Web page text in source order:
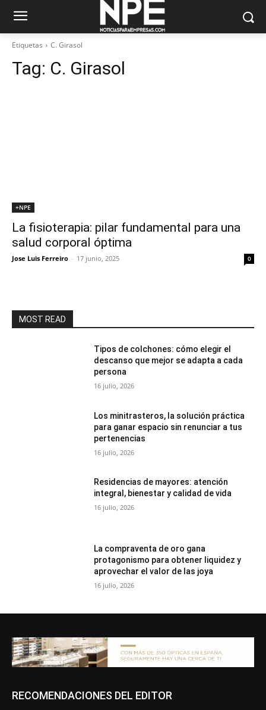
Etiquetas C. Girasol
Tag: C. Girasol
+NPE
La fisioterapia: pilar fundamental para una
salud corporal óptima
Jose Luis Ferreiro - 17 junio, 2025 0
MOST READ
Tipos de colchones: cómo elegir el
descanso que mejor se adapta a cada
persona
16 julio, 2026
Los minitrasteros, la solución práctica
para ganar espacio sin renunciar a tus
pertenencias
16 julio, 2026
Residencias de mayores: atención
integral, bienestar y calidad de vida
16 julio, 2026
La compraventa de oro gana
protagonismo para obtener liquidez y
aprovechar el valor de las joya
16 julio, 2026
RECOMENDACIONES DEL EDITOR